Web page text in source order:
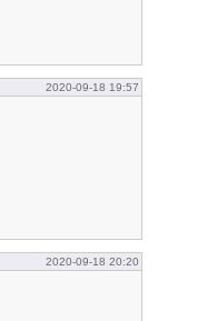
2020-09-18 19:57
2020-09-18 20:20